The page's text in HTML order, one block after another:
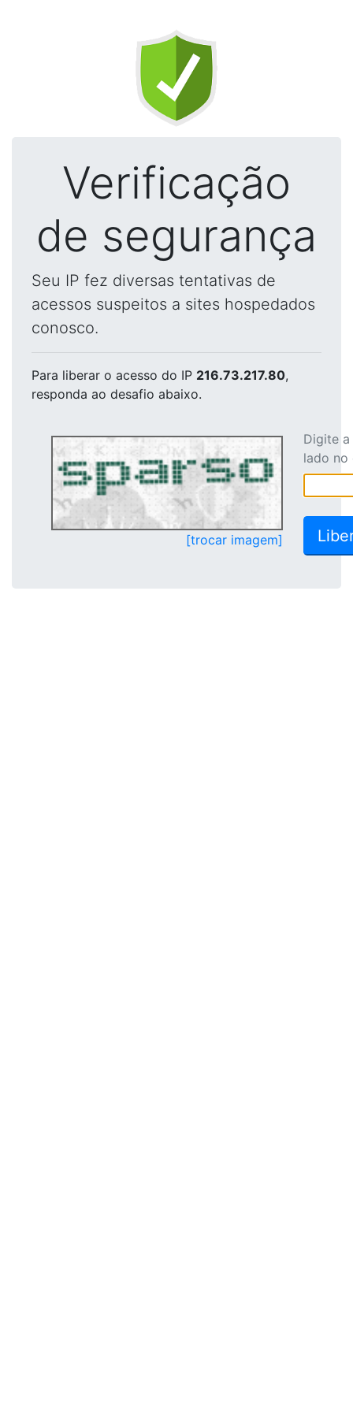
Verificação
de segurança
Seu IP fez diversas tentativas de
acessos suspeitos a sites hospedados
conosco.
Para liberar o acesso do IP 216.73.217.80,
responda ao desafio abaixo.
[trocar imagem]
Digite
lado no